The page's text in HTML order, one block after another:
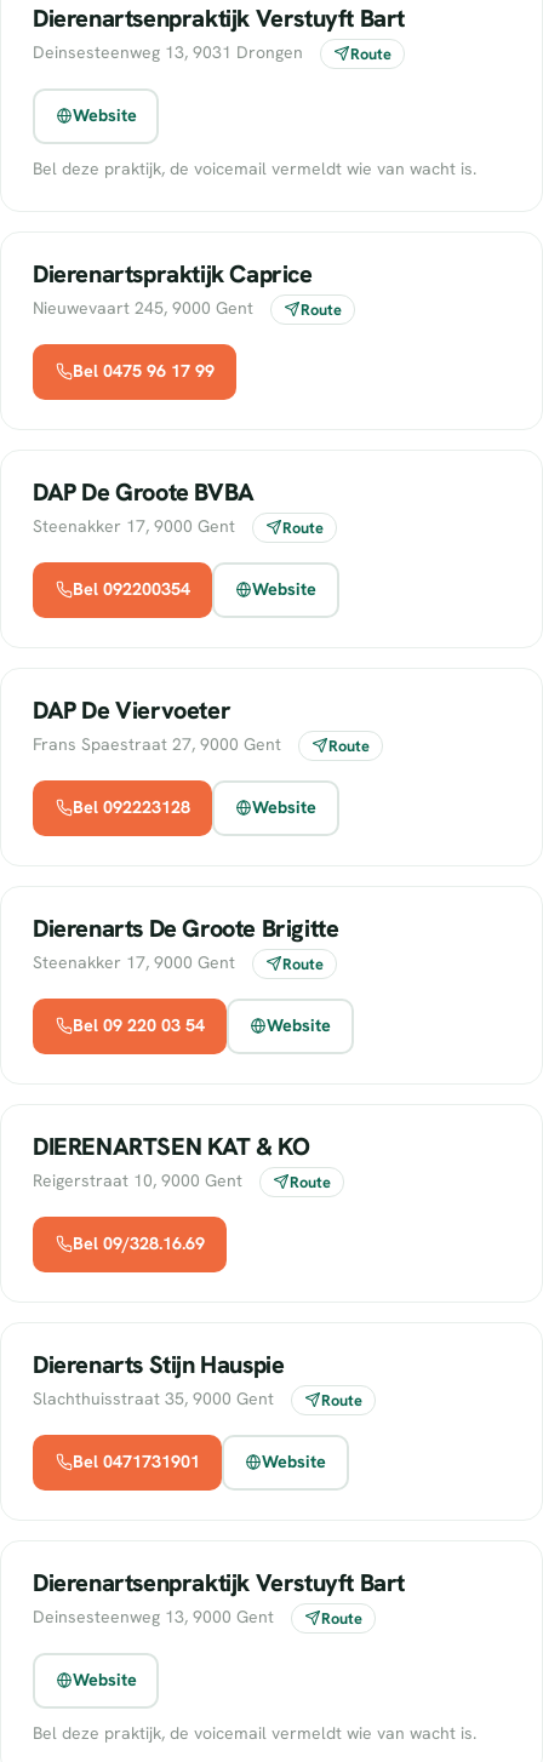
Dierenartsenpraktijk Verstuyft Bart
Deinsesteenweg 13, 9031 Drongen Route
Website
Bel deze praktijk, de voicemail vermeldt wie van wacht is.
Dierenartspraktijk Caprice
Nieuwevaart 245, 9000 Gent Route
Bel 0475 96 17 99
DAP De Groote BVBA
Steenakker 17, 9000 Gent Route
Bel 092200354 Website
DAP De Viervoeter
Frans Spaestraat 27, 9000 Gent Route
Bel 092223128 Website
Dierenarts De Groote Brigitte
Steenakker 17, 9000 Gent Route
Bel 09 220 03 54 Website
DIERENARTSEN KAT & KO
Reigerstraat 10, 9000 Gent Route
Bel 09/328.16.69
Dierenarts Stijn Hauspie
Slachthuisstraat 35, 9000 Gent Route
Bel 0471731901 Website
Dierenartsenpraktijk Verstuyft Bart
Deinsesteenweg 13, 9000 Gent Route
Website
Bel deze praktijk, de voicemail vermeldt wie van wacht is.